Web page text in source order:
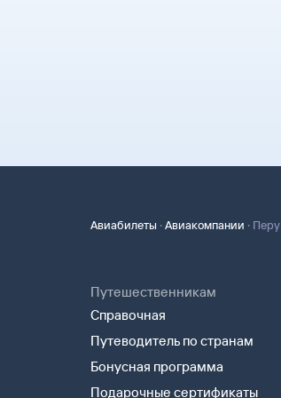
Авиабилеты ·Авиакомпании · Перу
Путешественникам
Справочная
Путеводитель по странам
Бонусная программа
Подарочные сертификаты